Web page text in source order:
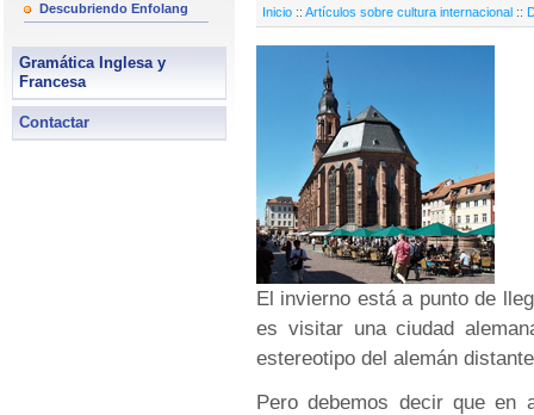
Descubriendo Enfolang
Gramática Inglesa y
Francesa
Contactar
Inicio :: Artículos sobre cultura internacional ::
El invierno está a punto de
es visitar una ciudad
estereotipo del alemán
Pero debemos decir que en